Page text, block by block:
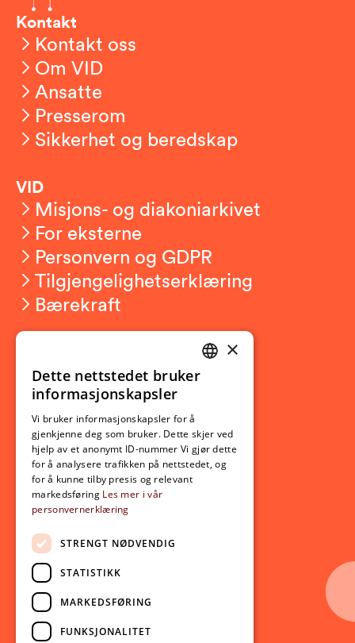
Kontakt
Kontakt oss
Om VID
Ansatte
Presserom
Sikkerhet og beredskap
VID
Misjons- og diakoniarkivet
For eksterne
Personvern og GDPR
Tilgjengelighetserklæring
Bærekraft
Ny student
Utveksling
Opptak
Lov- og regelverk
Aktuelt
Nyheter
Arrangementer
Nyhetsbrev
Ledige stillinger
Følg oss på sosiale medier:
Facebook
NORWEGIAN
×
Dette nettstedet bruker
informasjonskapsler
Vi bruker informasjonskapsler for å
gjenkjenne deg som bruker. Dette skjer ved
hjelp av et anonymt ID-nummer Vi gjør dette
for å analysere trafikken på nettstedet, og
for å kunne tilby presis og relevant
markedsføring Les mer i vår
personvernerklæring
STRENGT NØDVENDIG
STATISTIKK
MARKEDSFØRING
FUNKSJONALITET